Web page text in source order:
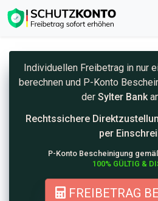
Individuellen Freibetrag in nur
berechnen und P-Konto
der Sylter Bank
Rechtssichere
per
P-Konto Bescheinigung
100% GÜLTIG &
FREIBETRAG